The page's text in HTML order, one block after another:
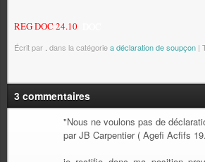
REG DOC 24.10
Écrit par dans la catégoriea déclaration de soupçon |
3 commentaires
"Nous ne voulons pas de
par JB Carpentier ( Agefi Acfifs